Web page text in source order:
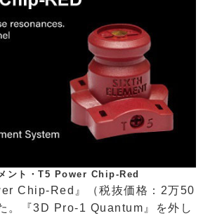
メント・T5 Power Chip-Red
Chip-Red』（税抜価格：2万50
。『3D Pro-1 Quantum』を外し